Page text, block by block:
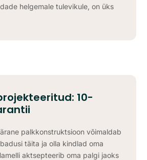
helgemale tulevikule, on üks
10-
palkkonstruktsioon võimaldab
täita ja olla kindlad oma
aktsepteerib oma palgi jaoks